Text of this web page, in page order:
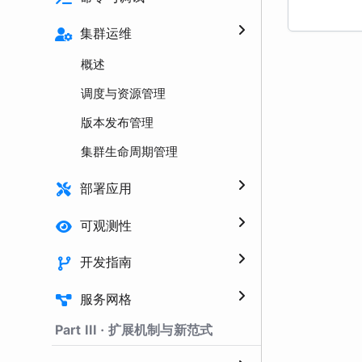
集群运维
概述
调度与资源管理
版本发布管理
集群生命周期管理
部署应用
可观测性
开发指南
服务网格
Part III · 扩展机制与新范式